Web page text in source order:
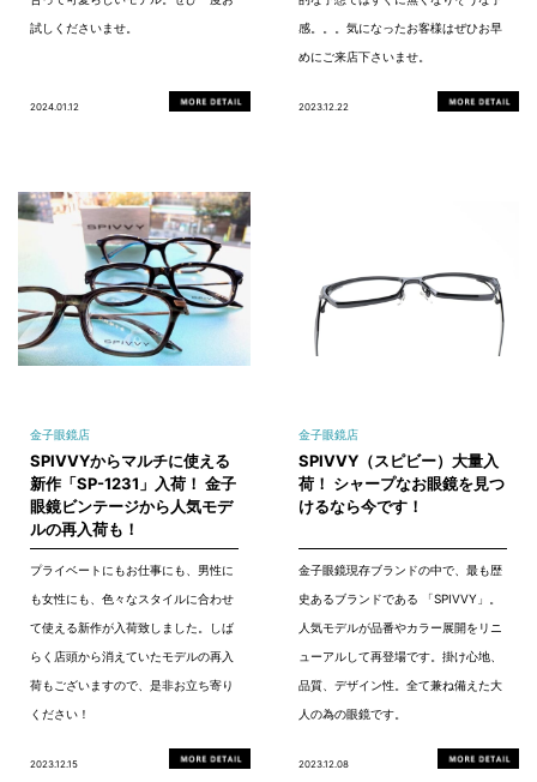
試しくださいませ。
2024.01.12
感。。。気になったお客様はぜひお早
めにご来店下さいませ。
2023.12.22
金子眼鏡店
SPIVVYからマルチに使える
新作「SP-1231」入荷！ 金子
眼鏡ビンテージから人気モデ
ルの再入荷も！
プライベートにもお仕事にも、男性に
も女性にも、色々なスタイルに合わせ
て使える新作が入荷致しました。しば
らく店頭から消えていたモデルの再入
荷もございますので、是非お立ち寄り
ください！
2023.12.15
金子眼鏡店
SPIVVY（スピビー）大量入
荷！ シャープなお眼鏡を見つ
けるなら今です！
金子眼鏡現存ブランドの中で、最も歴
史あるブランドである 「SPIVVY」。
人気モデルが品番やカラー展開をリニ
ューアルして再登場です。掛け心地、
品質、デザイン性。全て兼ね備えた大
人の為の眼鏡です。
2023.12.08